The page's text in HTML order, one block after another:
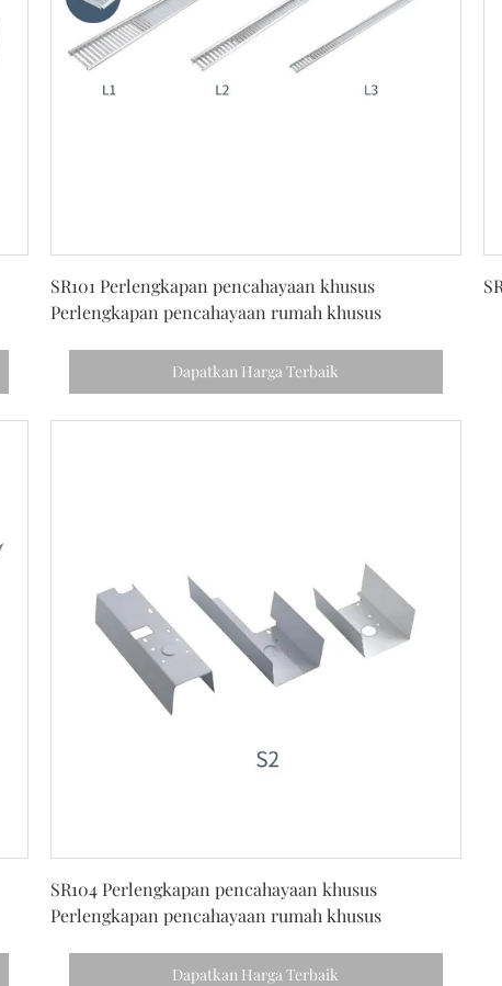
SR101 Perlengkapan pencahayaan khusus
Perlengkapan pencahayaan rumah khusus
Dapatkan Harga Terbaik
SR104 Perlengkapan pencahayaan khusus
Perlengkapan pencahayaan rumah khusus
Dapatkan Harga Terbaik